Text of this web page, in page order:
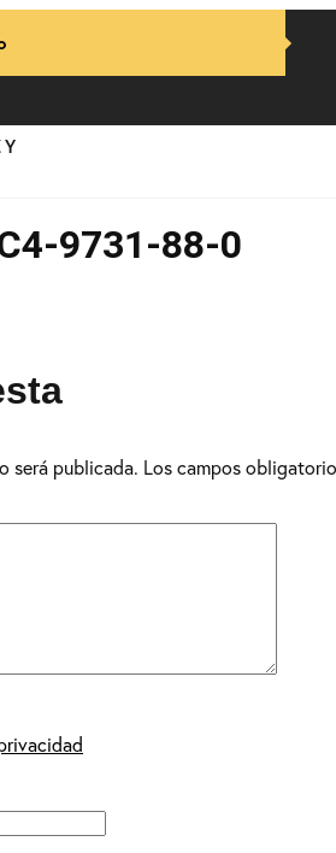
9731-88-0
será publicada. Los campos